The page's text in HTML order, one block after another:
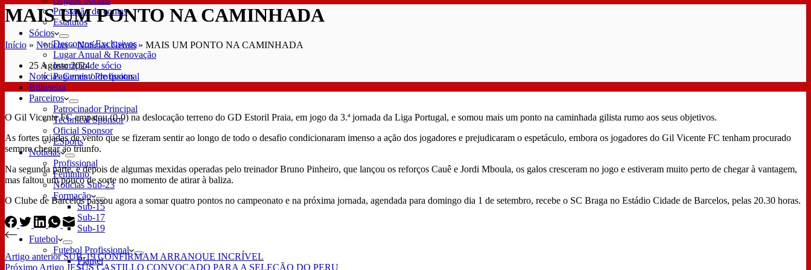
Prestação de contas
Estatutos
Sócios
Descontos Exclusivos
Lugar Anual & Renovação
Inscrição de sócio
Pagamento de quotas
Bilheteira
Parceiros
Patrocinador Principal
Technical Sponsor
Oficial Sponsor
ESports
Notícias
Profissional
Feminino
Notícias Sub-23
Formação
Sub-15
Sub-17
Sub-19
Futebol
Futebol Profissional
Plantel
MAIS UM PONTO NA CAMINHADA
Início » Notícias»Notícias Gerais» MAIS UM PONTO NA CAMINHADA
25 Agosto 2024
Notícias Gerais/Profissional
O Gil Vicente FC empatou (0-0) na deslocação terreno do GD Estoril Praia, em jogo da 3.ª jornada da Liga Portugal, e somou mais um ponto na caminhada gilista rumo aos seus objetivos.
As fortes rajadas de vento que se fizeram sentir ao longo de todo o desafio condicionaram imenso a ação dos jogadores e prejudicaram o espetáculo, embora os jogadores do Gil Vicente FC tenham procurado
sempre chegar ao triunfo.
Na segunda parte, e depois de algumas mexidas operadas pelo treinador Bruno Pinheiro, que lançou os reforços Cauê e Jordi Mboula, os galos cresceram no jogo e estiveram muito perto de chegar à vantagem,
mas faltou um pouco de sorte no momento de atirar à baliza.
O Clube de Barcelos passou agora a somar quatro pontos no campeonato e na próxima jornada, agendada para domingo dia 1 de setembro, recebe o SC Braga no Estádio Cidade de Barcelos, pelas 20.30 horas.
Artigo anteriorSUB-19 CONFIRMAM ARRANQUE INCRÍVEL
Próximo Artigo JESÚS CASTILLO CONVOCADO PARA A SELEÇÃO DO PERU